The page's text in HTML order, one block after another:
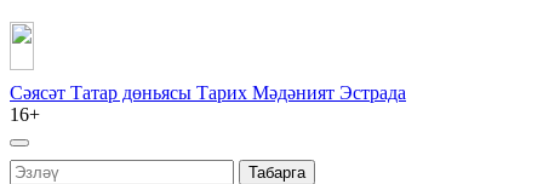
Сәясәт Татар дөньясы Тарих Мәдәният Эстрада
16+
Табарга